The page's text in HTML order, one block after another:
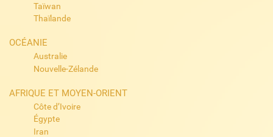
Taïwan
Thaïlande
OCÉANIE
Australie
Nouvelle-Zélande
AFRIQUE ET MOYEN-ORIENT
Côte d’Ivoire
Égypte
Iran